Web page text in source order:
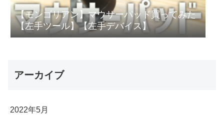
【モンゴリアン】マウサーパッド買ってみた
【左手ツール】【左手デバイス】
アーカイブ
2022年5月